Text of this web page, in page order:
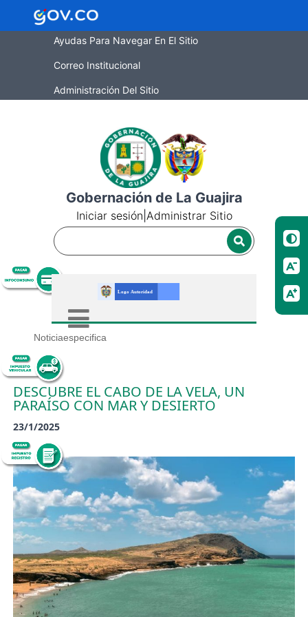
Ayudas Para Navegar En El Sitio
Correo Institucional
Administración Del Sitio
Gobernación de La Guajira
Iniciar sesión Administrar Sitio
Noticiaespecifica
DESCUBRE EL CABO DE LA VELA, UN
PARAÍSO CON MAR Y DESIERTO
23/1/2025